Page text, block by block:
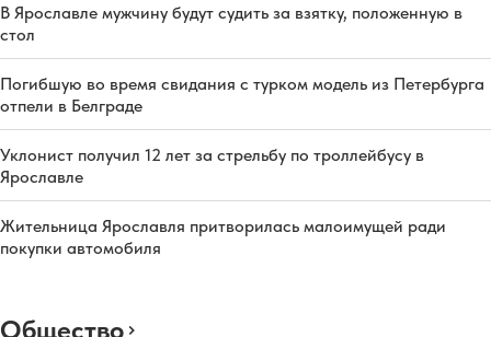
В Ярославле мужчину будут судить за взятку, положенную в
стол
Погибшую во время свидания с турком модель из Петербурга
отпели в Белграде
Уклонист получил 12 лет за стрельбу по троллейбусу в
Ярославле
Жительница Ярославля притворилась малоимущей ради
покупки автомобиля
Общество